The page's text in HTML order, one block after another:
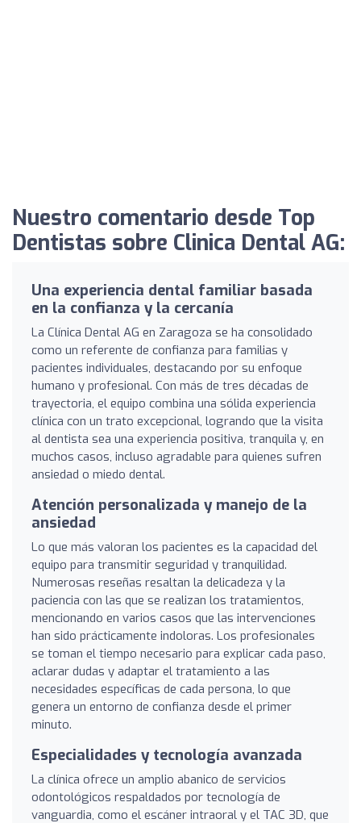
Nuestro comentario desde Top
Dentistas sobre Clinica Dental AG:
Una experiencia dental familiar basada
en la confianza y la cercanía
La Clínica Dental AG en Zaragoza se ha consolidado
como un referente de confianza para familias y
pacientes individuales, destacando por su enfoque
humano y profesional. Con más de tres décadas de
trayectoria, el equipo combina una sólida experiencia
clínica con un trato excepcional, logrando que la visita
al dentista sea una experiencia positiva, tranquila y, en
muchos casos, incluso agradable para quienes sufren
ansiedad o miedo dental.
Atención personalizada y manejo de la
ansiedad
Lo que más valoran los pacientes es la capacidad del
equipo para transmitir seguridad y tranquilidad.
Numerosas reseñas resaltan la delicadeza y la
paciencia con las que se realizan los tratamientos,
mencionando en varios casos que las intervenciones
han sido prácticamente indoloras. Los profesionales
se toman el tiempo necesario para explicar cada paso,
aclarar dudas y adaptar el tratamiento a las
necesidades específicas de cada persona, lo que
genera un entorno de confianza desde el primer
minuto.
Especialidades y tecnología avanzada
La clínica ofrece un amplio abanico de servicios
odontológicos respaldados por tecnología de
vanguardia, como el escáner intraoral y el TAC 3D, que